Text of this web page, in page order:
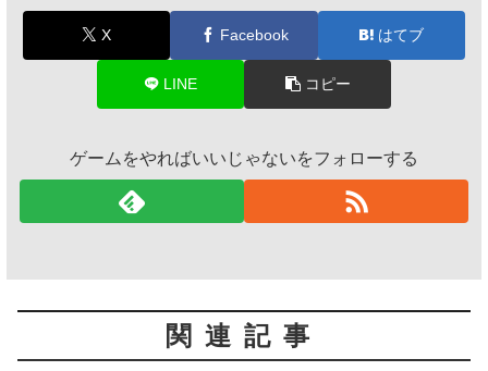
X Facebook はてブ
LINE コピー
ゲームをやればいいじゃないをフォローする
関連記事